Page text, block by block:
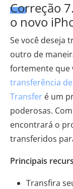
Correção
o novo
Se você deseja
outro de
fortemente que
transferência
Transfer é um
poderosas.
encontrará o
transferidos
Principais
Transfira